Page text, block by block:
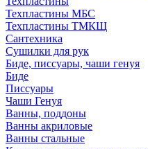
Техпластины МБС
Техпластины ТМКЩ
Сантехника
Сушилки для рук
Биде, писсуары, чаши генуя
Биде
Писсуары
Чаши Генуя
Ванны, поддоны
Ванны акриловые
Ванны стальные